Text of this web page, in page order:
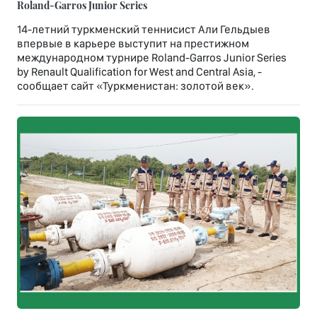
Roland-Garros Junior Series
14-летний туркменский теннисист Али Гельдыев
впервые в карьере выступит на престижном
международном турнире Roland-Garros Junior Series
by Renault Qualification for West and Central Asia, -
сообщает сайт «Туркменистан: золотой век».